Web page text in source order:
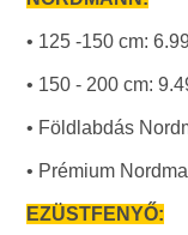
• 125 -150 cm:
• 150 - 200 cm:
• Földlabdás
• Prémium
EZÜSTFENYŐ: